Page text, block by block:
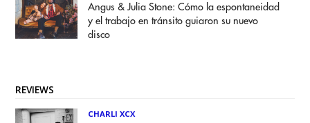
Angus & Julia Stone: Cómo la espontaneidad
y el trabajo en tránsito guiaron su nuevo
disco
REVIEWS
CHARLI XCX